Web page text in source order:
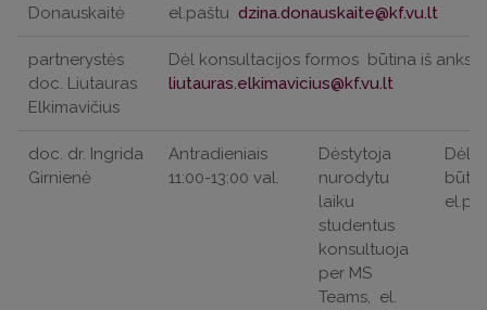
Donauskaitė
el.paštu
partnerystės
doc. Liutauras
Elkimavičius
Dėl konsultacijos formos būtina iš
doc. dr. Ingrida
Girnienė
Antradieniais
11:00-13:00 val.
Dėstytoja
nurodytu
laiku
studentus
konsultuoja
per MS
Teams, el.
Dėl